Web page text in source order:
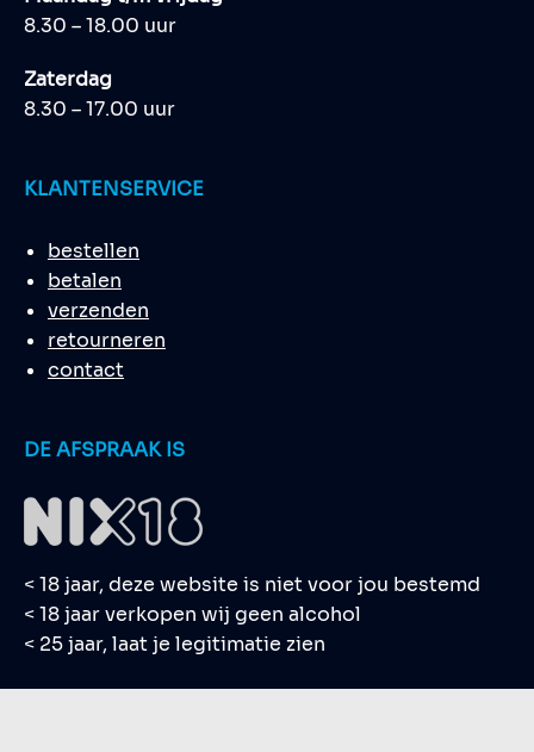
8.30 – 18.00 uur
Zaterdag
8.30 – 17.00 uur
KLANTENSERVICE
bestellen
betalen
verzenden
retourneren
contact
DE AFSPRAAK IS
< 18 jaar, deze website is niet voor jou bestemd
< 18 jaar verkopen wij geen alcohol
< 25 jaar, laat je legitimatie zien